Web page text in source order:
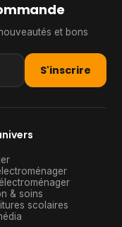
et bons
S'inscrire
& soins
scolaires